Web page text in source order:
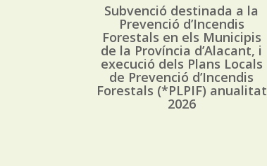
Subvenció destinada a la
Prevenció d’Incendis
Forestals en els Municipis
de la Província d’Alacant, i
execució dels Plans Locals
de Prevenció d’Incendis
Forestals (*PLPIF) anualitat
2026